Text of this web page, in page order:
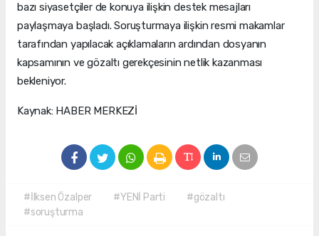
bazı siyasetçiler de konuya ilişkin destek mesajları
paylaşmaya başladı. Soruşturmaya ilişkin resmi makamlar
tarafından yapılacak açıklamaların ardından dosyanın
kapsamının ve gözaltı gerekçesinin netlik kazanması
bekleniyor.
Kaynak: HABER MERKEZİ
#İlksen Özalper #YENİ Parti
#gözaltı
#soruşturma